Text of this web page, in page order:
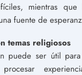
mientras
fuente de
temas religiosos
puede ser útil